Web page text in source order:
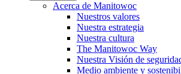
Acerca de Manitowoc
Nuestros valores
Nuestra estrategia
Nuestra cultura
The Manitowoc Way
Nuestra Visión de
Medio ambiente y